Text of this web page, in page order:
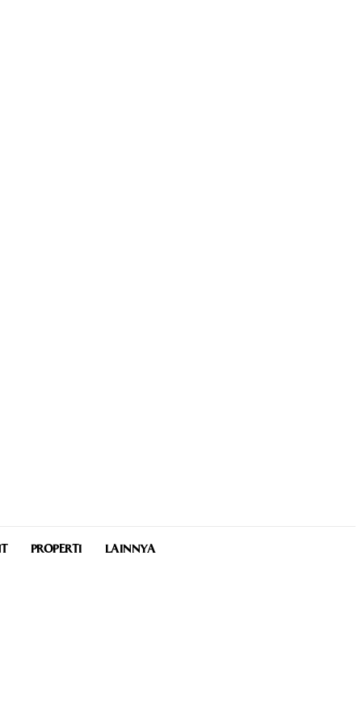
PROPERTI LAINNYA